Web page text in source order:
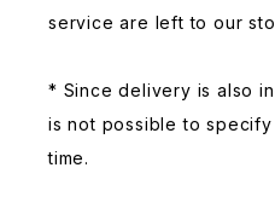
service are left to our
* Since delivery is also
is not possible to
time.